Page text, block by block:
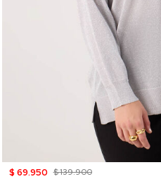
$ 69.950 $ 139.900